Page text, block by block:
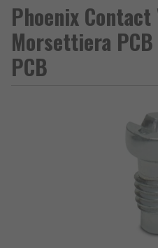
Phoenix
Morsettiera
PCB